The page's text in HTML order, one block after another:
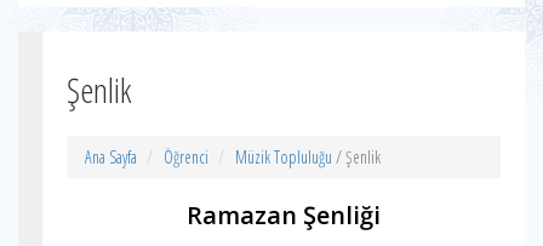
Şenlik
Ana Sayfa Öğrenci Müzik Topluluğu / Şenlik
Ramazan Şenliği